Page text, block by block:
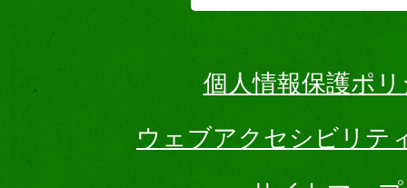
個人情報保護ポ
ウェブアクセシビリテ